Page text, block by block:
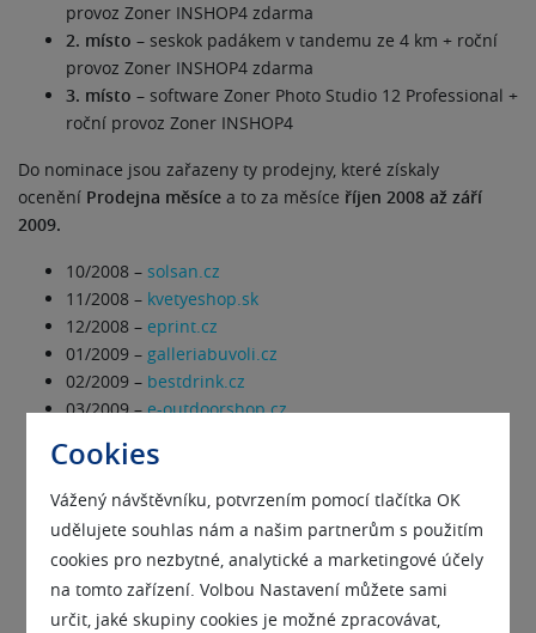
Cookies
Vážený návštěvníku, potvrzením pomocí tlačítka OK
udělujete souhlas nám a našim partnerům s použitím
cookies pro nezbytné, analytické a marketingové účely
na tomto zařízení. Volbou Nastavení můžete sami
určit, jaké skupiny cookies je možné zpracovávat,
provoz Zoner INSHOP4 zdarma
2. místo – seskok padákem v tandemu ze 4 km + roční
provoz Zoner INSHOP4 zdarma
3. místo – software Zoner Photo Studio 12 Professional +
roční provoz Zoner INSHOP4
Do nominace jsou zařazeny ty prodejny, které získaly
ocenění Prodejna měsíce a to za měsíce říjen 2008 až září
2009.
10/2008 – solsan.cz
11/2008 – kvetyeshop.sk
12/2008 – eprint.cz
01/2009 – galleriabuvoli.cz
02/2009 – bestdrink.cz
03/2009 –e-outdoorshop.cz
04/2009 –
05/2009 –bonusbook.cz
06/2009 –armyworld.cz
07/2009 –
adidasmania.cz
08/2009 –
09/2009 – stylovedarky.cz